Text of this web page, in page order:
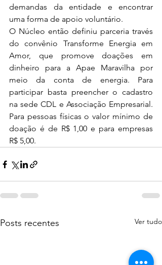
demandas da entidade e encontrar
uma forma de apoio voluntário.
O Núcleo então definiu parceria través
do convênio Transforme Energia em
Amor, que promove doações em
dinheiro para a Apae Maravilha por
meio da conta de energia. Para
participar basta preencher o cadastro
na sede CDL e Associação Empresarial.
Para pessoas físicas o valor mínimo de
doação é de R$ 1,00 e para empresas
R$ 5,00.
Posts recentes Ver tudo